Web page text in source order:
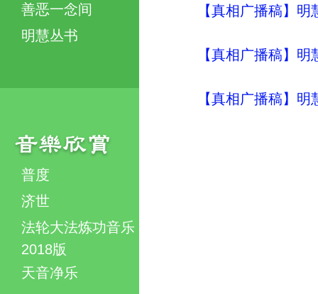
善恶一念间
明慧丛书
普度
济世
法轮大法炼功音乐
2018版
天音净乐
【真相广播稿】
【真相广播稿】
【真相广播稿】